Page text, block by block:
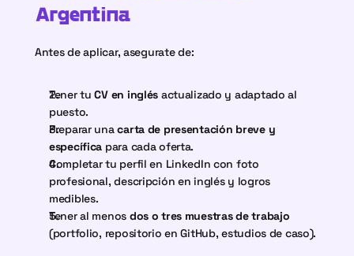
Argentina
Antes de aplicar, asegurate de:
Tener tu CV en inglés actualizado y adaptado al
puesto.
Preparar una carta de presentación breve y
específica para cada oferta.
Completar tu perfil en LinkedIn con foto
profesional, descripción en inglés y logros
medibles.
Tener al menos dos o tres muestras de trabajo
(portfolio, repositorio en GitHub, estudios de caso).